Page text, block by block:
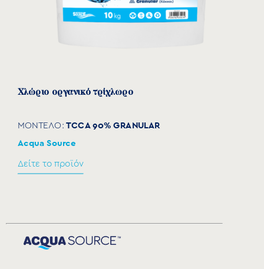
Χλώριο οργανικό τρίχλωρο
ΜΟΝΤΕΛΟ:TCCA 90% GRANULAR
Acqua Source
Δείτε το προϊόν